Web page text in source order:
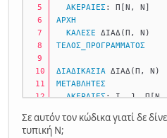
ΑΚΕΡΑΙΕΣ : Π[Ν, Ν]
ΑΡΧΗ
ΚΑΛΕΣΕ ΔΙΑΔ(Π, Ν)
ΤΕΛΟΣ_ΠΡΟΓΡΑΜΜΑΤΟΣ
ΔΙΑΔΙΚΑΣΙΑ ΔΙΑΔ(Π, Ν)
ΜΕΤΑΒΛΗΤΕΣ
ΑΚΕΡΑΙΕΣ: Ι, J,
.......
Σε αυτόν τον κώδικα γιατί δε
τυπική Ν;